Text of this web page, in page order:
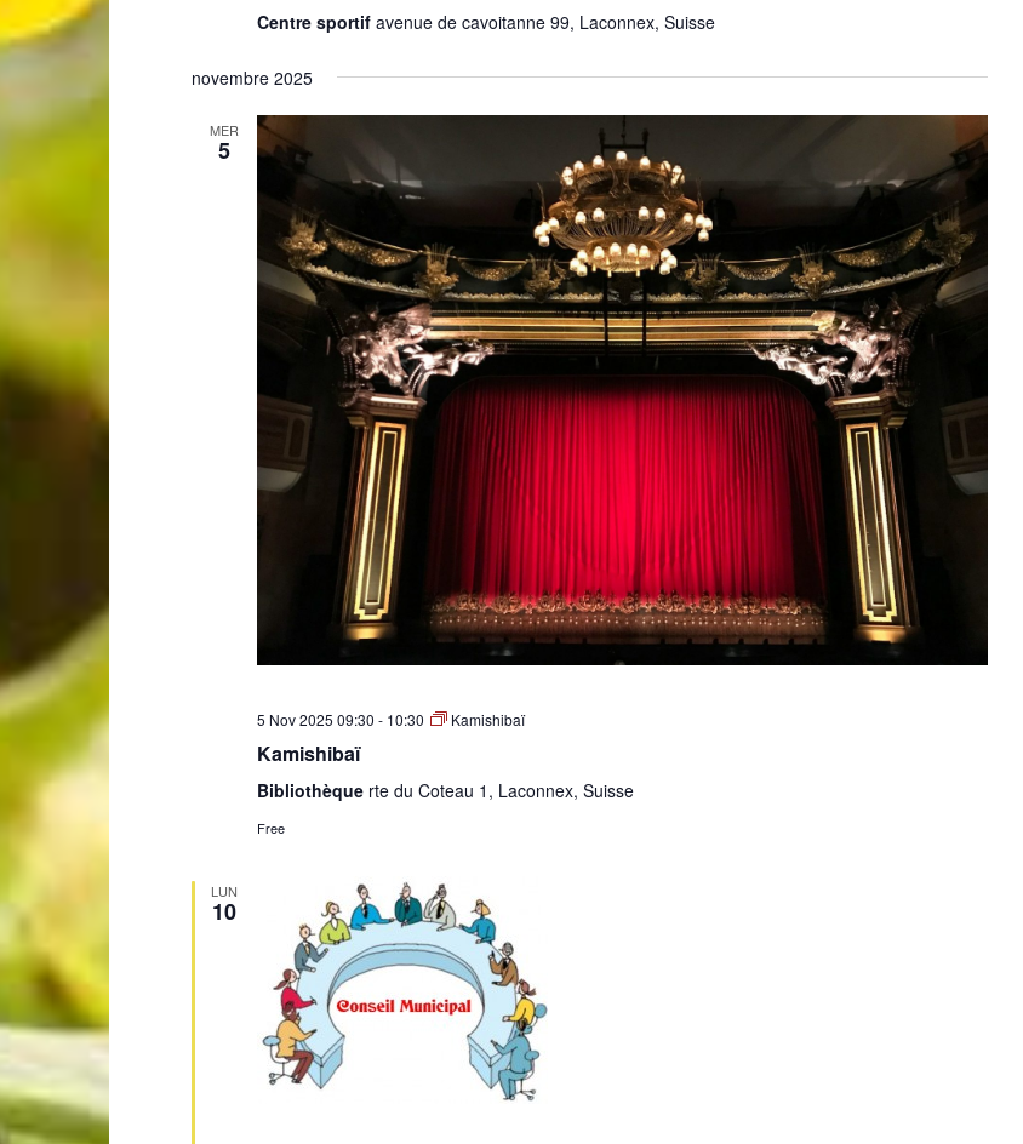
Centre sportif avenue de cavoitanne 99, Laconnex, Suisse
novembre 2025
MER
5
5 Nov 2025 09:30 - 10:30 Kamishibaï
Kamishibaï
Bibliothèque rte du Coteau 1, Laconnex, Suisse
Free
LUN
10